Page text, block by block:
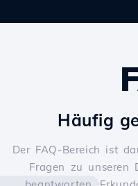
Häufig
Der FAQ-Bereich ist
Fragen zu unseren